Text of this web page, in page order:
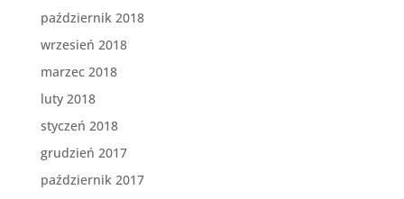
październik 2018
wrzesień 2018
marzec 2018
luty 2018
styczeń 2018
grudzień 2017
październik 2017